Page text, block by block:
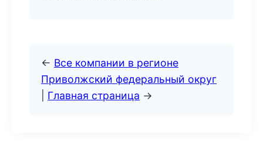
← Все компании в регионе
Приволжский федеральный округ
Главная страница →